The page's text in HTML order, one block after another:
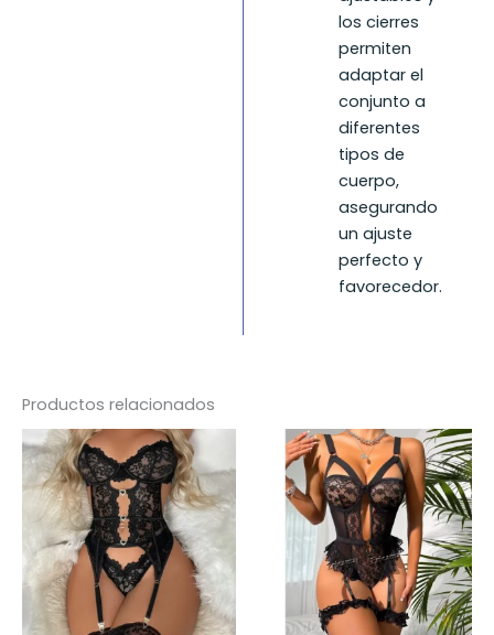
los cierres
permiten
adaptar el
conjunto a
diferentes
tipos de
cuerpo,
asegurando
un ajuste
perfecto y
favorecedor.
Productos relacionados